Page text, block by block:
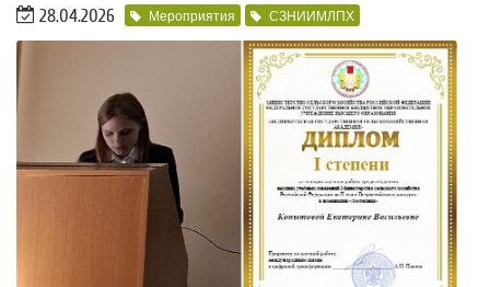
28.04.2026 Мероприятия СЗНИИМЛПХ